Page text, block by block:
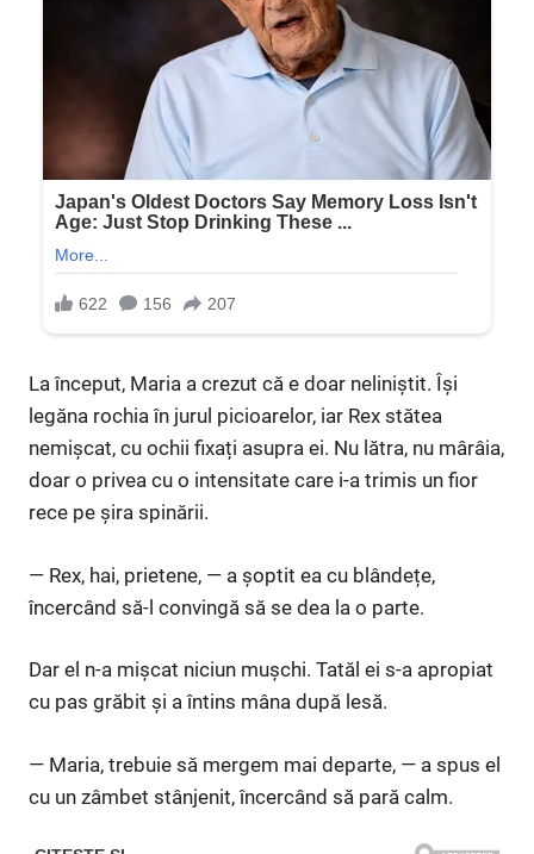
La început, Maria a crezut că e doar neliniștit. Își
legăna rochia în jurul picioarelor, iar Rex stătea
nemișcat, cu ochii fixați asupra ei. Nu lătra, nu mârâia,
doar o privea cu o intensitate care i-a trimis un fior
rece pe șira spinării.
— Rex, hai, prietene, — a șoptit ea cu blândețe,
încercând să-l convingă să se dea la o parte.
Dar el n-a mișcat niciun mușchi. Tatăl ei s-a apropiat
cu pas grăbit și a întins mâna după lesă.
— Maria, trebuie să mergem mai departe, — a spus el
cu un zâmbet stânjenit, încercând să pară calm.